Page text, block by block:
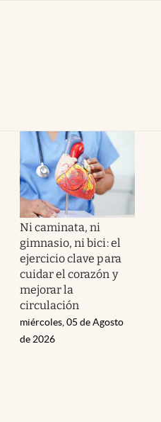
Ni caminata, ni
gimnasio, ni bici: el
ejercicio clave para
cuidar el corazón y
mejorar la
circulación
miércoles, 05 de Agosto
de 2026